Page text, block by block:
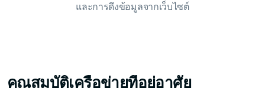
และการดึงข้อมูลจากเว็บไซต์
คุณสมบัติเครือข่ายที่อยู่อาศัย